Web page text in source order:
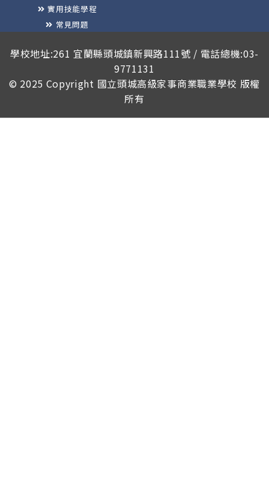
實用技能學程
常見問題
學校地址:261 宜蘭縣頭城鎮新興路111號 / 電話總機:03-
9771131
© 2025 Copyright 國立頭城高級家事商業職業學校 版權
所有